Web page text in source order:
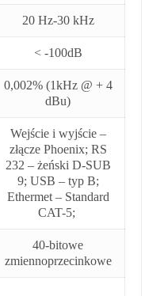
20 Hz-30 kHz
< -100dB
0,002% (1kHz @ + 4
dBu)
Wejście i wyjście –
złącze Phoenix; RS
232 – żeński D-SUB
9; USB – typ B;
Ethermet – Standard
CAT-5;
40-bitowe
zmiennoprzecinkowe